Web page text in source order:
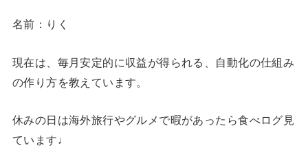
名前：りく
現在は、毎月安定的に収益が得られる、自動化の仕組み
の作り方を教えています。
休みの日は海外旅行やグルメで暇があったら食べログ見
ています♩